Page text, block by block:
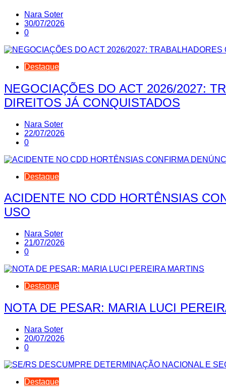
Nara Soter
30/07/2026
0
Destaque
NEGOCIAÇÕES DO ACT 2026/2027:
DIREITOS JÁ CONQUISTADOS
Nara Soter
22/07/2026
0
Destaque
ACIDENTE NO CDD HORTÊNSIAS
USO
Nara Soter
21/07/2026
0
Destaque
NOTA DE PESAR: MARIA LUCI
Nara Soter
20/07/2026
0
Destaque